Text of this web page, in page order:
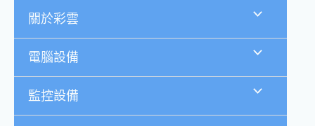
關於彩雲
電腦設備
監控設備